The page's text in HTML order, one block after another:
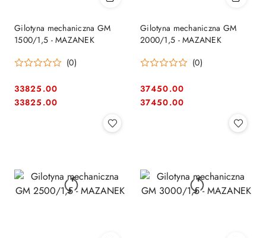
Gilotyna mechaniczna GM
1500/1,5 - MAZANEK
(0)
Cena:
33825.00
Cena:
33825.00
Gilotyna mechaniczna GM
2000/1,5 - MAZANEK
(0)
Cena:
37450.00
Cena:
37450.00